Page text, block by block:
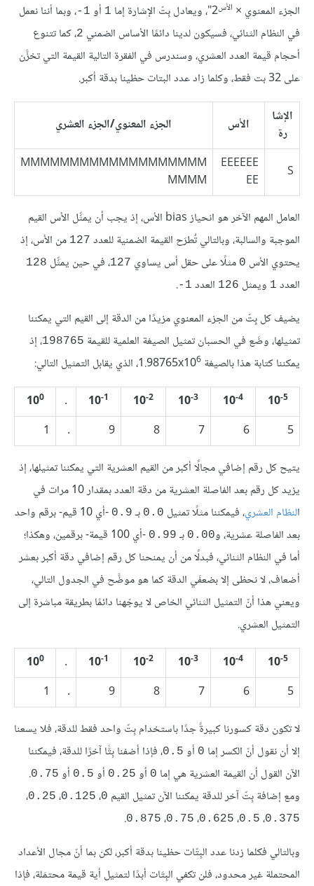
الجزء المعنوي × الأس2"، ويعادل بِتّ الإشارة إما 1 أو 1-
، وبما أننا نعمل
في النظام الثنائي، فسيكون لدينا دائمًا الأساس الضمني 2، كما تتنوع
أحجام قيمة العدد العشري، وسندرس في الفقرة التالية القيمة التي تخزَّن
على 32 بت فقط، وكلما زاد عدد البتات حظينا بدقة أكبر.
الإشا
رة
الأس الجزء المعنوي/الجزء العشري
S
EEEEEE
EE
MMMMMMMMMMMMMMMMMMM
MMMM
العامل المهم الآخر هو انحياز bias الأس، إذ يجب أن يمثِّل الأس القيم
الموجبة والسالبة، وبالتالي تُطرَح القيمة الضمنية للعدد 127 من الأس، إذ
يحتوي الأس 0 مثلًا على حقل أس يساوي 127، في حين يمثِّل 128
العدد 1 ويمثل 126 العدد 1-
.
يضيف كل بِتّ من الجزء المعنوي مزيدًا من الدقة إلى القيم التي يمكننا
تمثيلها، وضَع في الحسبان تمثيل الصيغة العلمية للقيمة 198765، إذ
يمكننا كتابة هذا بالصيغة 1.98765x10 6
، الذي يقابل التمثيل التالي:
10-5
10-4
10-3
10-2
10-1
.
100
5
6
7
8
9
.
1
يتيح كل رقم إضافي مجالًا أكبر من القيم العشرية التي يمكننا تمثيلها، إذ
يزيد كل رقم بعد الفاصلة العشرية من دقة العدد بمقدار 10 مرات في
النظام العشري، فيمكننا مثلًا تمثيل 0.0 بـ 0.9
-أي 10 قيم- برقم واحد
بعد الفاصلة عشرية، و0.00 بـ 0.99
-أي 100 قيمة- برقمين، وهكذا؛
أما في النظام الثنائي، فبدلًا من أن يمنحنا كل رقم إضافي دقة أكبر بعشر
أضعاف، لا نحظى إلا بضعفَي الدقة كما هو موضَّح في الجدول التالي،
ويعني هذا أنّ التمثيل الثنائي الخاص لا يوجّهنا دائمًا بطريقة مباشرة إلى
التمثيل العشري.
10-5
10-4
10-3
10-2
10-1
.
100
5
6
7
8
9
.
1
لا تكون دقة كسورنا كبيرةً جدًا باستخدام بِتّ واحد فقط للدقة، فلا يسعنا
إلا أن نقول أنّ الكسر إما 0 أو 0.5، فإذا أضفنا بِتًّا آخرًا للدقة، فيمكننا
الآن القول أن القيمة العشرية هي إما 0 أو 0.25 أو 0.5 أو 0.75
.
ومع إضافة بِتّ آخر للدقة يمكننا الآن تمثيل القيم 0، 0.125، 0.25،
0.375، 0.5، 0.625، 0.75، 0.875
.
وبالتالي فكلما زدنا عدد البِتّات حظينا بدقة أكبر، لكن بما أنّ مجال الأعداد
المحتملة غير محدود، فلن تكفي البِتَات أبدًا لتمثيل أية قيمة محتمَلة، فإذا